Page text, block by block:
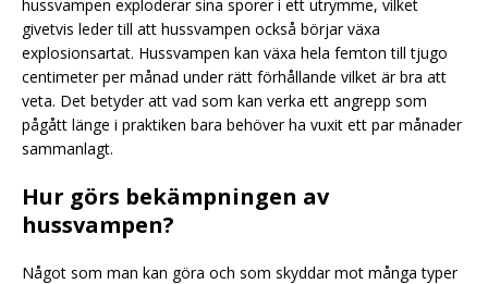
hussvampen exploderar sina sporer i ett utrymme, vilket
givetvis leder till att hussvampen också börjar växa
explosionsartat. Hussvampen kan växa hela femton till tjugo
centimeter per månad under rätt förhållande vilket är bra att
veta. Det betyder att vad som kan verka ett angrepp som
pågått länge i praktiken bara behöver ha vuxit ett par månader
sammanlagt.
Hur görs bekämpningen av
hussvampen?
Något som man kan göra och som skyddar mot många typer